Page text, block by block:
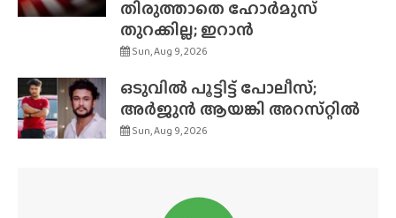
തിരുത്താതെ ഹോർമുസ്
തുറക്കില്ല; ഇറാൻ
Sun, Aug 9, 2026
ഒടുവിൽ പൂട്ടിട്ട് പോലീസ്;
അർജുൻ ആയങ്കി അറസ്‌റ്റിൽ
Sun, Aug 9, 2026